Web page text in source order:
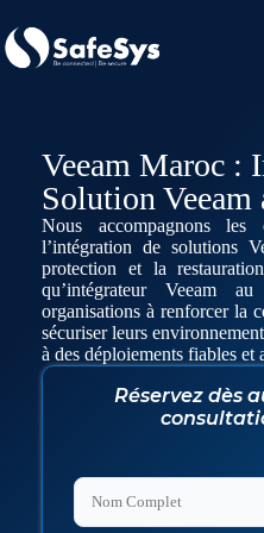
Veeam Maroc :
Solution Veeam
Nous accompagnons les
l’intégration de solutions
protection et la
qu’intégrateur Veeam
organisations à renforcer la
sécuriser leurs
à des déploiements fiables et
Réservez dès
F
r